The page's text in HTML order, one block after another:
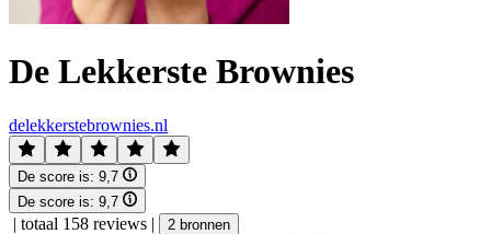
De Lekkerste Brownies
delekkerstebrownies.nl
De score is: 9,7
De score is: 9,7
| totaal 158 reviews | 2 bronnen